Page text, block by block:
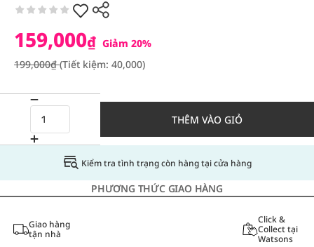
159,000₫ Giảm 20%
199,000₫(Tiết kiệm: 40,000)
THÊM VÀO GIỎ
Kiểm tra tình trạng còn hàng tại cửa hàng
PHƯƠNG THỨC GIAO HÀNG
Giao hàng
tận nhà
Click &
Collect tại
Watsons